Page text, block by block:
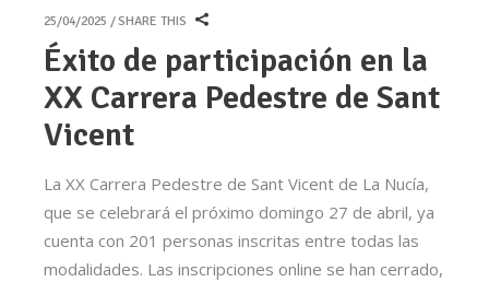
25/04/2025 SHARE THIS
Éxito de participación en la
XX Carrera Pedestre de Sant
Vicent
La XX Carrera Pedestre de Sant Vicent de La Nucía,
que se celebrará el próximo domingo 27 de abril, ya
cuenta con 201 personas inscritas entre todas las
modalidades. Las inscripciones online se han cerrado,